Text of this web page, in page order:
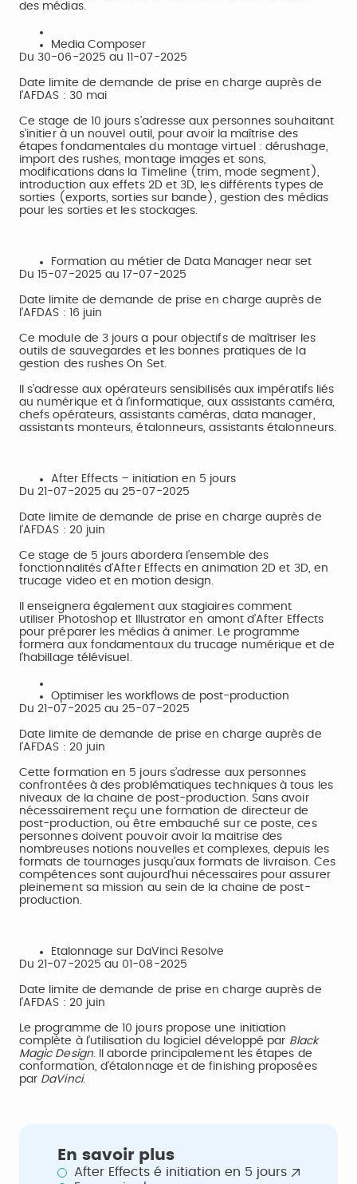
des médias.
Media Composer
Du 30-06-2025 au 11-07-2025
Date limite de demande de prise en charge auprès de
l’AFDAS : 30 mai
Ce stage de 10 jours s’adresse aux personnes souhaitant
s’initier à un nouvel outil, pour avoir la maîtrise des
étapes fondamentales du montage virtuel : dérushage,
import des rushes, montage images et sons,
modifications dans la Timeline (trim, mode segment),
introduction aux effets 2D et 3D, les différents types de
sorties (exports, sorties sur bande), gestion des médias
pour les sorties et les stockages.
Formation au métier de Data Manager near set
Du 15-07-2025 au 17-07-2025
Date limite de demande de prise en charge auprès de
l’AFDAS : 16 juin
Ce module de 3 jours a pour objectifs de maîtriser les
outils de sauvegardes et les bonnes pratiques de la
gestion des rushes On Set.
Il s’adresse aux opérateurs sensibilisés aux impératifs liés
au numérique et à l’informatique, aux assistants caméra,
chefs opérateurs, assistants caméras, data manager,
assistants monteurs, étalonneurs, assistants étalonneurs.
After Effects – initiation en 5 jours
Du 21-07-2025 au 25-07-2025
Date limite de demande de prise en charge auprès de
l’AFDAS : 20 juin
Ce stage de 5 jours abordera l’ensemble des
fonctionnalités d’After Effects en animation 2D et 3D, en
trucage video et en motion design.
Il enseignera également aux stagiaires comment
utiliser Photoshop et Illustrator en amont d’After Effects
pour préparer les médias à animer. Le programme
formera aux fondamentaux du trucage numérique et de
l’habillage télévisuel.
Optimiser les workflows de post-production
Du 21-07-2025 au 25-07-2025
Date limite de demande de prise en charge auprès de
l’AFDAS : 20 juin
Cette formation en 5 jours s’adresse aux personnes
confrontées à des problématiques techniques à tous les
niveaux de la chaine de post-production. Sans avoir
nécessairement reçu une formation de directeur de
post-production, ou être embauché sur ce poste, ces
personnes doivent pouvoir avoir la maitrise des
nombreuses notions nouvelles et complexes, depuis les
formats de tournages jusqu’aux formats de livraison. Ces
compétences sont aujourd’hui nécessaires pour assurer
pleinement sa mission au sein de la chaine de post-
production.
Etalonnage sur DaVinci Resolve
Du 21-07-2025 au 01-08-2025
Date limite de demande de prise en charge auprès de
l’AFDAS : 20 juin
Le programme de 10 jours propose une initiation
complète à l’utilisation du logiciel développé par Black
Magic Design. Il aborde principalement les étapes de
conformation, d’étalonnage et de finishing proposées
par DaVinci.
En savoir plus
After Effects é initiation en 5 jours